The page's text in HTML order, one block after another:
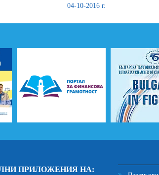
04-10-2016 г.
ПРИЛОЖЕНИЯ НА: